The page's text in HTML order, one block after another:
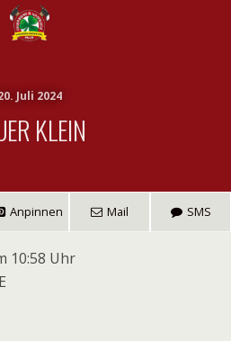
Juli 2024
KLEIN
Anpinnen Mail SMS
10:58 Uhr